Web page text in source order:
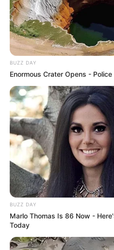
BUZZ DAY
Enormous Crater Opens -
BUZZ DAY
Marlo Thomas Is 86 Now -
Today